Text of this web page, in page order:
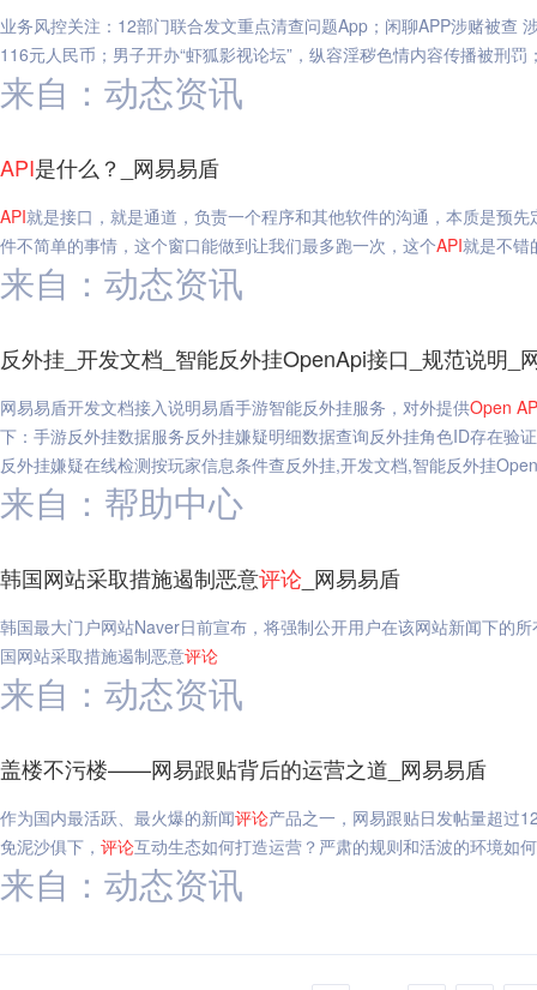
业务风控关注：12部门联合发文重点清查问题App；闲聊APP涉赌被查
116元人民币；男子开办“虾狐影视论坛”，纵容淫秽色情内容传播被刑
来自：动态资讯
API是什么？_网易易盾
API就是接口，就是通道，负责一个程序和其他软件的沟通，本质是预
件不简单的事情，这个窗口能做到让我们最多跑一次，这个API就是不错
来自：动态资讯
反外挂_开发文档_智能反外挂OpenApi接口_规范说明_
网易易盾开发文档接入说明易盾手游智能反外挂服务，对外提供Open
下：手游反外挂数据服务反外挂嫌疑明细数据查询反外挂角色ID存在验
反外挂嫌疑在线检测按玩家信息条件查反外挂,开发文档,智能反外挂
来自：帮助中心
韩国网站采取措施遏制恶意评论 _网易易盾
韩国最大门户网站Naver日前宣布，将强制公开用户在该网站新闻下的所
国网站采取措施遏制恶意评论
来自：动态资讯
盖楼不污楼——网易跟贴背后的运营之道_网易易盾
作为国内最活跃、最火爆的新闻评论产品之一，网易跟贴日发帖量超过
免泥沙俱下， 评论互动生态如何打造运营？严肃的规则和活波的环境
来自：动态资讯